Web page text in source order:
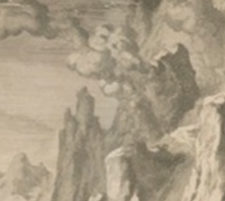
aussi du côté du maître, qui lui aussi aime
son serviteur. Ce sont là quelques-unes des
raisons pour lesquelles le serviteur ne veut
pas sortir vers la liberté du monde, bien que